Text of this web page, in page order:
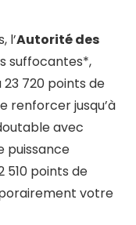
l’Autorité des
suffocantes*,
23 720 points de
renforcer jusqu’à
avec
puissance
510 points de
votre